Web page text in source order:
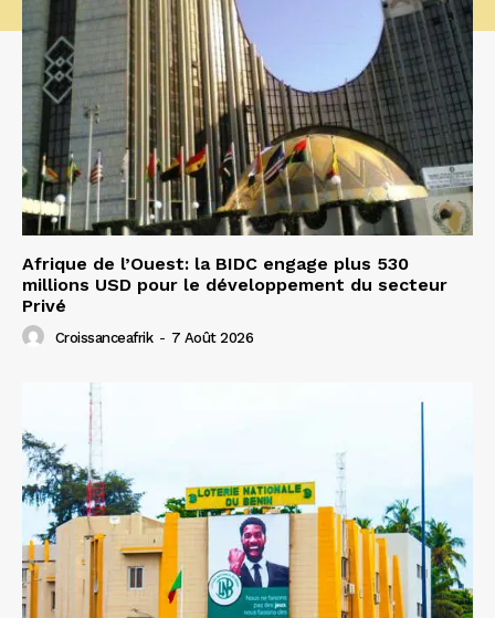
Afrique de l’Ouest: la BIDC engage plus 530
millions USD pour le développement du secteur
Privé
Croissanceafrik - 7 Août 2026